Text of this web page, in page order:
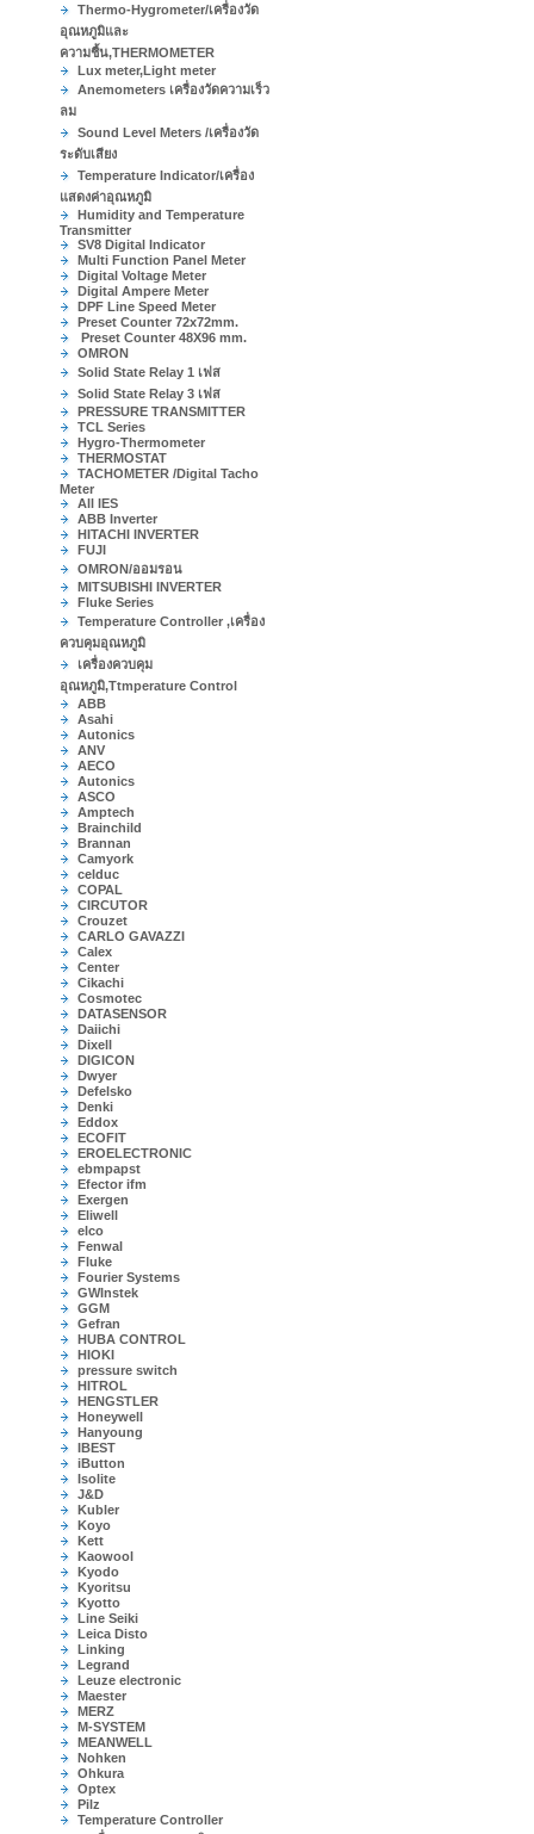
Thermo-Hygrometer/เครื่องวัด
อุณหภูมิและ
ความชื้น,THERMOMETER
Lux meter,Light meter
Anemometers เครื่องวัดความเร็ว
ลม
Sound Level Meters /เครื่องวัด
ระดับเสียง
Temperature Indicator/เครื่อง
แสดงค่าอุณหภูมิ
Humidity and Temperature
Transmitter
SV8 Digital Indicator
Multi Function Panel Meter
Digital Voltage Meter
Digital Ampere Meter
DPF Line Speed Meter
Preset Counter 72x72mm.
Preset Counter 48X96 mm.
OMRON
Solid State Relay 1 เฟส
Solid State Relay 3 เฟส
PRESSURE TRANSMITTER
TCL Series
Hygro-Thermometer
THERMOSTAT
TACHOMETER /Digital Tacho
Meter
All IES
ABB Inverter
HITACHI INVERTER
FUJI
OMRON/ออมรอน
MITSUBISHI INVERTER
Fluke Series
Temperature Controller ,เครื่อง
ควบคุมอุณหภูมิ
เครื่องควบคุม
อุณหภูมิ,Ttmperature Control
ABB
Asahi
Autonics
ANV
AECO
Autonics
ASCO
Amptech
Brainchild
Brannan
Camyork
celduc
COPAL
CIRCUTOR
Crouzet
CARLO GAVAZZI
Calex
Center
Cikachi
Cosmotec
DATASENSOR
Daiichi
Dixell
DIGICON
Dwyer
Defelsko
Denki
Eddox
ECOFIT
EROELECTRONIC
ebmpapst
Efector ifm
Exergen
Eliwell
elco
Fenwal
Fluke
Fourier Systems
GWInstek
GGM
Gefran
HUBA CONTROL
HIOKI
pressure switch
HITROL
HENGSTLER
Honeywell
Hanyoung
IBEST
iButton
Isolite
J&D
Kubler
Koyo
Kett
Kaowool
Kyodo
Kyoritsu
Kyotto
Line Seiki
Leica Disto
Linking
Legrand
Leuze electronic
Maester
MERZ
M-SYSTEM
MEANWELL
Nohken
Ohkura
Optex
Pilz
Temperature Controller